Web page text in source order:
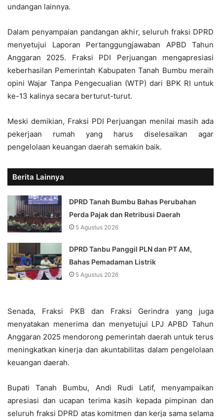
undangan lainnya.
Dalam penyampaian pandangan akhir, seluruh fraksi DPRD
menyetujui Laporan Pertanggungjawaban APBD Tahun
Anggaran 2025. Fraksi PDI Perjuangan mengapresiasi
keberhasilan Pemerintah Kabupaten Tanah Bumbu meraih
opini Wajar Tanpa Pengecualian (WTP) dari BPK RI untuk
ke-13 kalinya secara berturut-turut.
Meski demikian, Fraksi PDI Perjuangan menilai masih ada
pekerjaan rumah yang harus diselesaikan agar
pengelolaan keuangan daerah semakin baik.
Berita Lainnya
DPRD Tanah Bumbu Bahas Perubahan
Perda Pajak dan Retribusi Daerah
5 Agustus 2026
DPRD Tanbu Panggil PLN dan PT AM,
Bahas Pemadaman Listrik
5 Agustus 2026
Senada, Fraksi PKB dan Fraksi Gerindra yang juga
menyatakan menerima dan menyetujui LPJ APBD Tahun
Anggaran 2025 mendorong pemerintah daerah untuk terus
meningkatkan kinerja dan akuntabilitas dalam pengelolaan
keuangan daerah.
Bupati Tanah Bumbu, Andi Rudi Latif, menyampaikan
apresiasi dan ucapan terima kasih kepada pimpinan dan
seluruh fraksi DPRD atas komitmen dan kerja sama selama